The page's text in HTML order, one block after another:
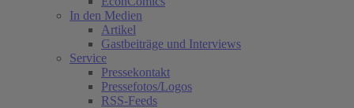
In den Medien
Artikel
Gastbeiträge und Interviews
Service
Pressekontakt
Pressefotos/Logos
RSS-Feeds